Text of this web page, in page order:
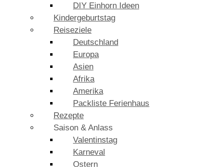
DIY Einhorn Ideen
Kindergeburtstag
Reiseziele
Deutschland
Europa
Asien
Afrika
Amerika
Packliste Ferienhaus
Rezepte
Saison & Anlass
Valentinstag
Karneval
Ostern